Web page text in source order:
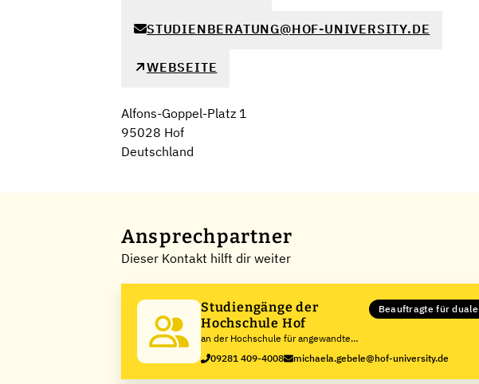
STUDIENBERATUNG@HOF-UNIVERSITY.DE
WEBSEITE
Alfons-Goppel-Platz 1
95028 Hof
Deutschland
Ansprechpartner
Dieser Kontakt hilft dir weiter
Studiengänge der
Hochschule Hof
an der Hochschule für angewandte
Wissenschaften Hof
Beauftragte für duale
09281 409-4008 michaela.gebele@hof-university.de